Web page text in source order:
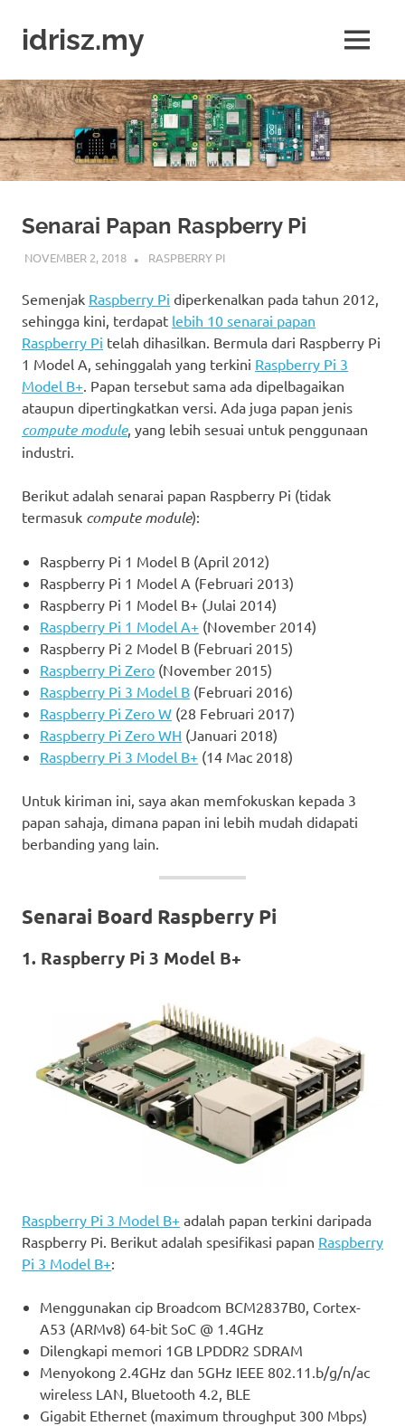
contentidrisz.my
Raspberry
Pi,
Arduino,
micro:bit
MENU
Senarai Papan Raspberry Pi
NOVEMBER 2, 2018 IDRIS
RASPBERRY PI
Semenjak Raspberry Pi diperkenalkan pada tahun 2012,
sehingga kini, terdapat lebih 10 senarai papan
Raspberry Pi telah dihasilkan. Bermula dari Raspberry Pi
1 Model A, sehinggalah yang terkini Raspberry Pi 3
Model B+ . Papan tersebut sama ada dipelbagaikan
ataupun dipertingkatkan versi. Ada juga papan jenis
compute module, yang lebih sesuai untuk penggunaan
industri.
Berikut adalah senarai papan Raspberry Pi (tidak
termasuk compute module):
Raspberry Pi 1 Model B (April 2012)
Raspberry Pi 1 Model A (Februari 2013)
Raspberry Pi 1 Model B+ (Julai 2014)
Raspberry Pi 1 Model A+ (November 2014)
Raspberry Pi 2 Model B (Februari 2015)
Raspberry Pi Zero (November 2015)
Raspberry Pi 3 Model B (Februari 2016)
Raspberry Pi Zero W (28 Februari 2017)
Raspberry Pi Zero WH (Januari 2018)
Raspberry Pi 3 Model B+ (14 Mac 2018)
Untuk kiriman ini, saya akan memfokuskan kepada 3
papan sahaja, dimana papan ini lebih mudah didapati
berbanding yang lain.
Senarai Board Raspberry Pi
1. Raspberry Pi 3 Model B+
Raspberry Pi 3 Model B+ adalah papan terkini daripada
Raspberry Pi. Berikut adalah spesifikasi papan Raspberry
Pi 3 Model B+:
Menggunakan cip Broadcom BCM2837B0, Cortex-
A53 (ARMv8) 64-bit SoC @ 1.4GHz
Dilengkapi memori 1GB LPDDR2 SDRAM
Menyokong 2.4GHz dan 5GHz IEEE 802.11.b/g/n/ac
wireless LAN, Bluetooth 4.2, BLE
Gigabit Ethernet (maximum throughput 300 Mbps)